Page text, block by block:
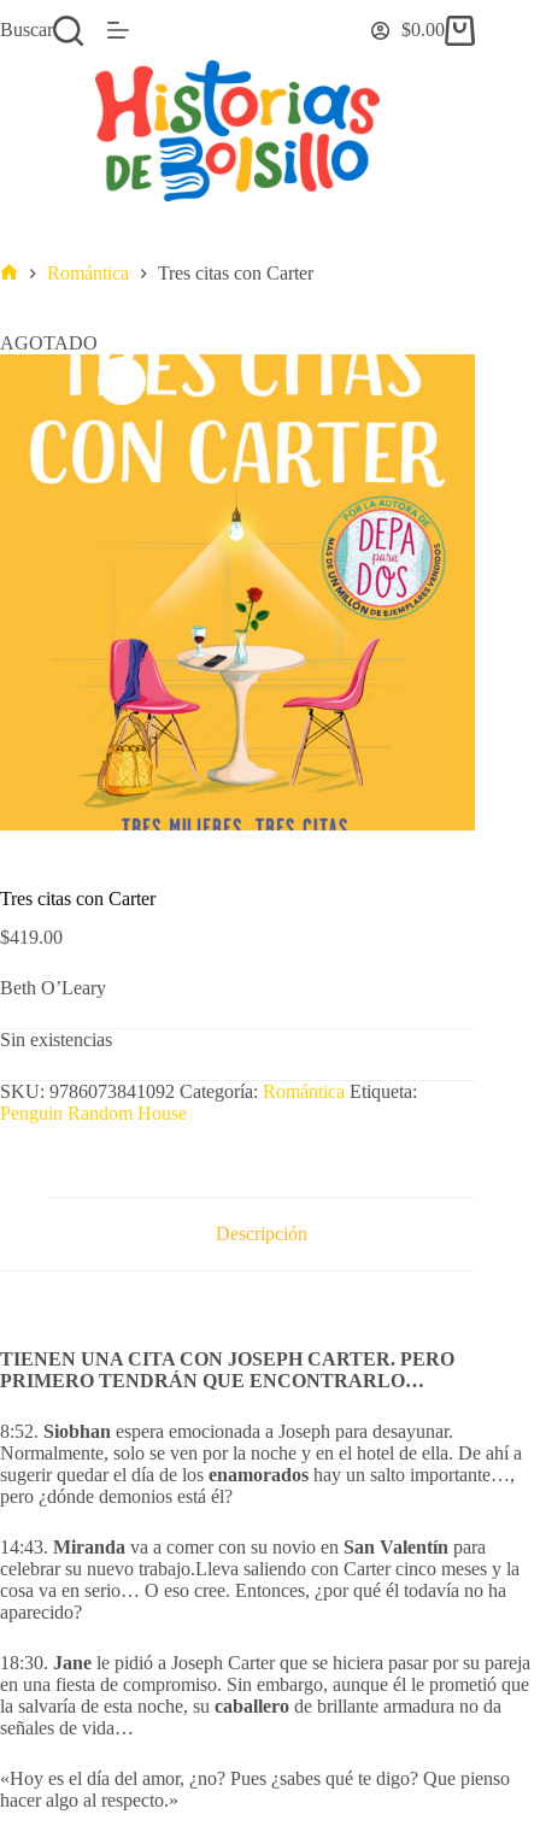
al
Buscar
Carro
$0.00
Romántica Tres citas con Carter
AGOTADO
Tres citas con Carter
$419.00
Beth O’Leary
Sin existencias
SKU: 9786073841092 Categoría: Romántica Etiqueta:
Penguin Random House
Descripción
TIENEN UNA CITA CON JOSEPH CARTER. PERO
PRIMERO TENDRÁN QUE ENCONTRARLO…
8:52. Siobhan espera emocionada a Joseph para desayunar.
Normalmente, solo se ven por la noche y en el hotel de ella. De ahí a
sugerir quedar el día de los enamorados hay un salto importante…,
pero ¿dónde demonios está él?
14:43. Miranda va a comer con su novio en San Valentín para
celebrar su nuevo trabajo.Lleva saliendo con Carter cinco meses y la
cosa va en serio… O eso cree. Entonces, ¿por qué él todavía no ha
aparecido?
18:30. Jane le pidió a Joseph Carter que se hiciera pasar por su pareja
en una fiesta de compromiso. Sin embargo, aunque él le prometió que
la salvaría de esta noche, su caballero de brillante armadura no da
señales de vida…
«Hoy es el día del amor, ¿no? Pues ¿sabes qué te digo? Que pienso
hacer algo al respecto.»